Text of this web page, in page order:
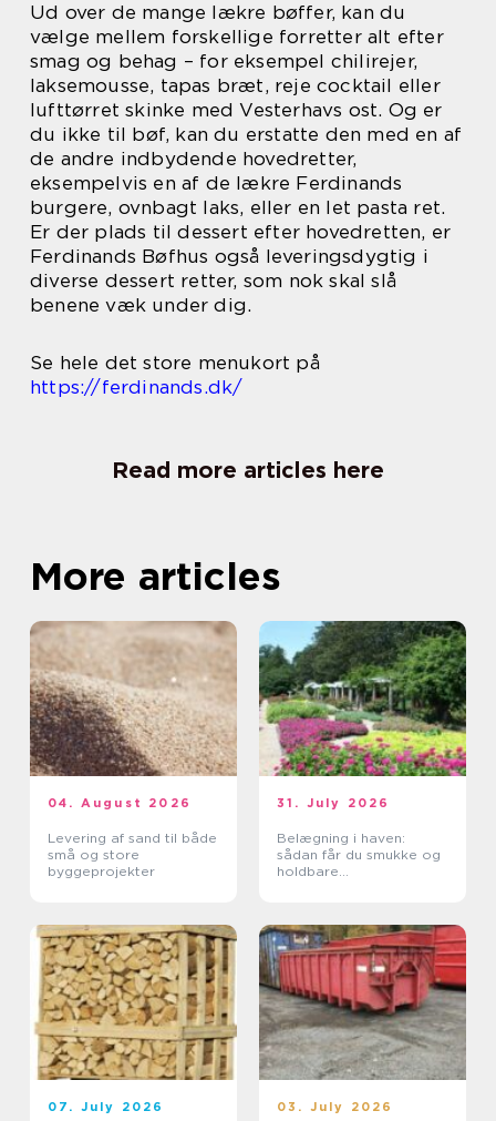
Ud over de mange lækre bøffer, kan du
vælge mellem forskellige forretter alt efter
smag og behag – for eksempel chilirejer,
laksemousse, tapas bræt, reje cocktail eller
lufttørret skinke med Vesterhavs ost. Og er
du ikke til bøf, kan du erstatte den med en af
de andre indbydende hovedretter,
eksempelvis en af de lækre Ferdinands
burgere, ovnbagt laks, eller en let pasta ret.
Er der plads til dessert efter hovedretten, er
Ferdinands Bøfhus også leveringsdygtig i
diverse dessert retter, som nok skal slå
benene væk under dig.
Se hele det store menukort på
https://ferdinands.dk/
Read more articles here
More articles
04. August 2026
Levering af sand til både
små og store
byggeprojekter
31. July 2026
Belægning i haven:
sådan får du smukke og
holdbare
07. July 2026 03. July 2026